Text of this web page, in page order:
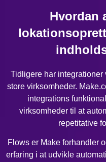
Hvordan
Tidligere har
store virksomheder.
integrations
virksomheder til at
repetitative
Flows er Make forhandler
erfaring i at udvikle